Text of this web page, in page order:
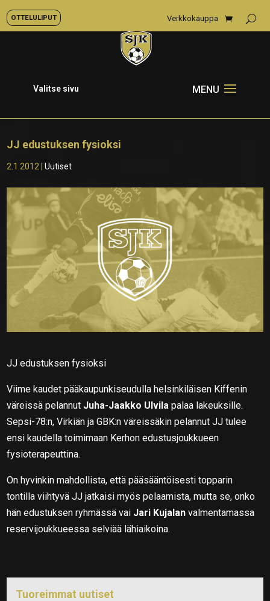
OTTELULIPUT Verkkokauppa
Valitse sivu
JJ edustuksen fysioksi
2.1.2012 |Uutiset
JJ edustuksen fysioksi
Viime kaudet pääkaupunkiseudulla helsinkiläisen Kiffenin
väreissä pelannut Juha-Jaakko Ulvila palaa lakeuksille.
Sepsi-78:n, Virkiän ja GBK:n väreissäkin pelannut JJ tulee
ensi kaudella toimimaan Kerhon edustusjoukkueen
fysioterapeuttina.
On hyvinkin mahdollista, että pääsääntöisesti topparin
tontilla viihtyvä JJ jatkaisi myös pelaamista, mutta se, onko
hän edustuksen ryhmässä vai Jari Kujalanvalmentamassa
reservijoukkueessa selviää lähiaikoina.
Tuoreimmat uutiset